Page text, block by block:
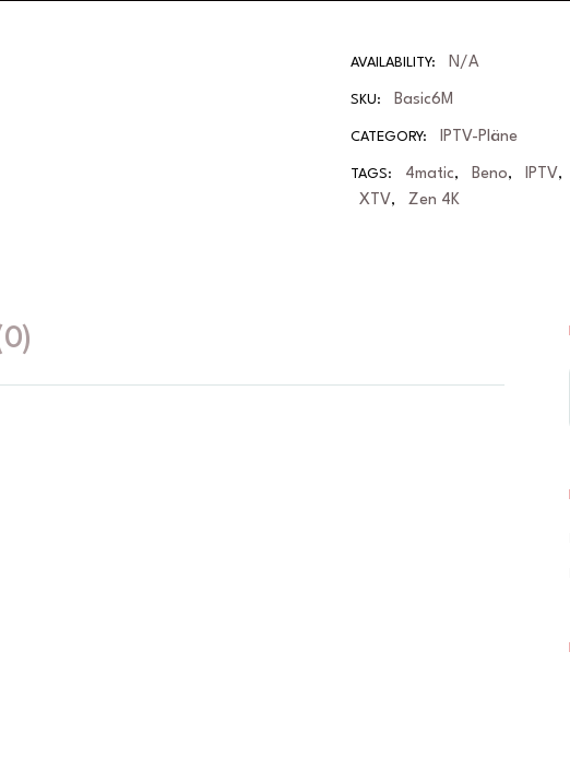
AVAILABILITY: N/A
SKU: Basic6M
CATEGORY: IPTV-Pläne
TAGS: 4matic, Beno, IPTV,
XTV, Zen 4K